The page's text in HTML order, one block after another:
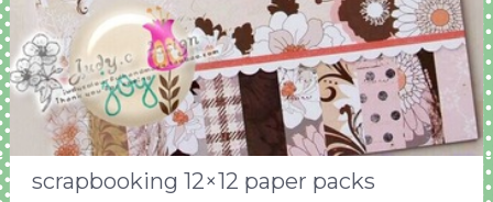
scrapbooking 12×12 paper packs